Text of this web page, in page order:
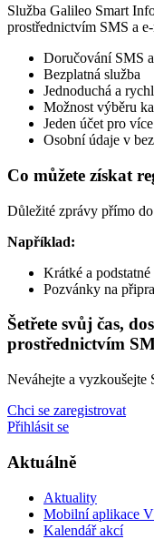
Služba Galileo Smart
prostřednictvím SMS a
Doručování SMS
Bezplatná služba
Jednoduchá a
Možnost výběru
Jeden účet pro
Osobní údaje v
Co můžete získat
Důležité zprávy přímo
Například:
Krátké a
Pozvánky na
Šetřete svůj čas,
prostřednictvím
Neváhejte a vyzkoušejte
Chci se zaregistrovat
Přihlásit se
Aktuálně
Aktuality
Mobilní aplikace
Kalendář akcí